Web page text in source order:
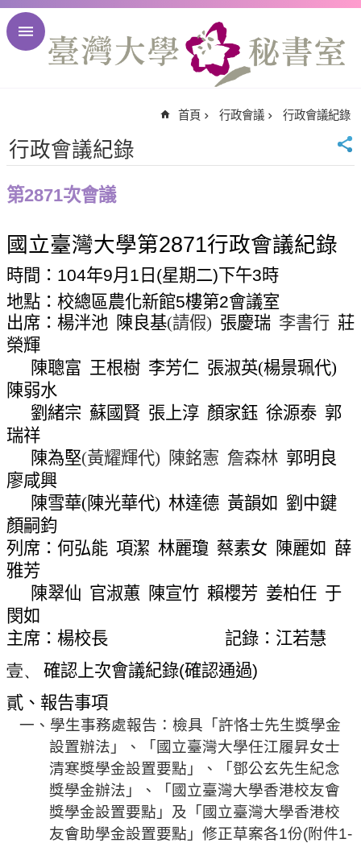
跳到主要內容區塊
首
頁
大
頁
臺
大
校
訊
English
網
站
導
覽
常
見
問
答
關
於
秘
室
務
團
隊
首頁 行政會議 行政會議紀錄
行政會議紀錄
第2871次會議
國立臺灣大學第2871行政會議紀錄
時間： 104年9月 1 日 (星期二)下午3時
地點：校總區農化新館5樓第2會議室
出席：楊泮池 陳良基(請假) 張慶瑞 李書行 莊
榮輝
陳聰富 王根樹 李芳仁 張淑英(楊景珮代)
陳弱水
劉緒宗 蘇國賢 張上淳 顏家鈺 徐源泰 郭
瑞祥
陳為堅(黃耀輝代) 陳銘憲 詹森林 郭明良
廖咸興
陳雪華(陳光華代) 林達德 黃韻如 劉中鍵
顏嗣鈞
列席：何弘能 項潔 林麗瓊 蔡素女 陳麗如 薛
雅芳
陳翠仙 官淑蕙 陳宣竹 賴櫻芳 姜柏任 于
閔如
主席：楊校長
記錄：江若慧
壹、
確認上次會議紀錄(確認通過)
貳、報告事項
一、學生事務處報告：檢具「許恪士先生獎學金
設置辦法」、「國立臺灣大學任江履昇女士
清寒獎學金設置要點」、「鄧公玄先生紀念
獎學金辦法」、「國立臺灣大學香港校友會
獎學金設置要點」及「國立臺灣大學香港校
友會助學金設置要點」修正草案各1份(附件1-